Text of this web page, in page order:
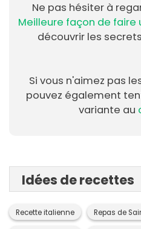
Ne pas hésiter à
Meilleure façon de
découvrir les
Si vous n'aimez pas
pouvez également
variante au
Idées de recettes
Recette italienne Repas de